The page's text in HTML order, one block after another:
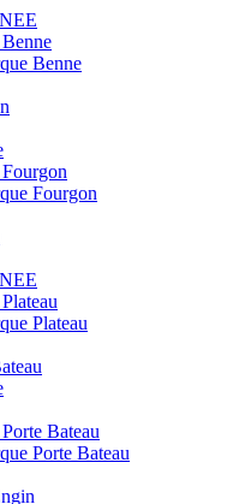
Benne
Fourgon
Plateau
Bateau
Porte Bateau